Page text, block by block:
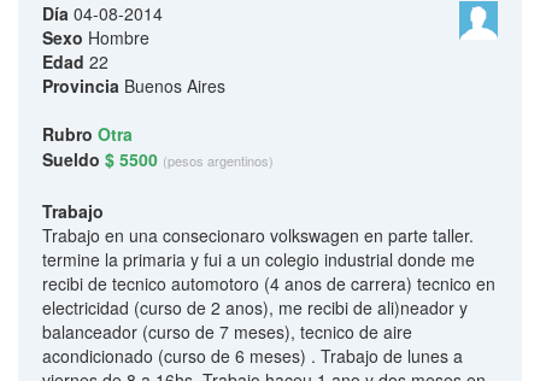
Día 04-08-2014
Sexo Hombre
Edad 22
Provincia Buenos Aires
Rubro Otra
Sueldo $ 5500 (pesos argentinos)
Trabajo
Trabajo en una consecionaro volkswagen en parte taller.
termine la primaria y fui a un colegio industrial donde me
recibi de tecnico automotoro (4 anos de carrera) tecnico en
electricidad (curso de 2 anos), me recibi de ali)neador y
balanceador (curso de 7 meses), tecnico de aire
acondicionado (curso de 6 meses) . Trabajo de lunes a